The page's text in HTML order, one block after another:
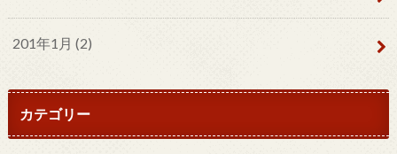
201年1月 (2)
カテゴリー